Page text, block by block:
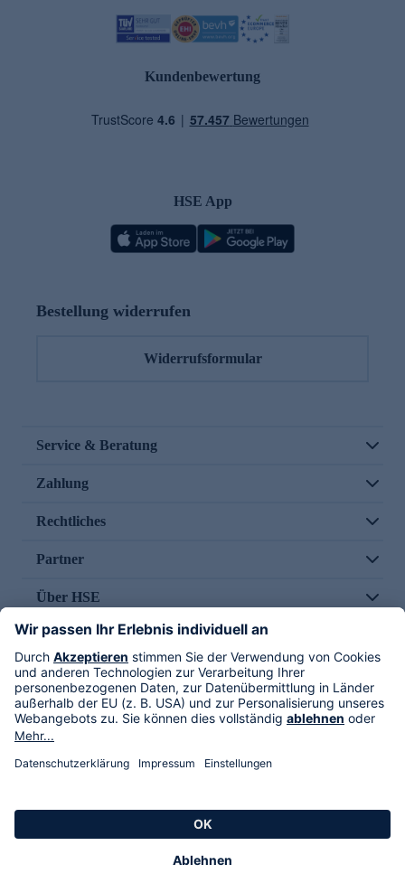
Kundenbewertung
HSE App
Bestellung widerrufen
Widerrufsformular
Service & Beratung
Zahlung
Rechtliches
Partner
Über HSE
Im TV
HSE International